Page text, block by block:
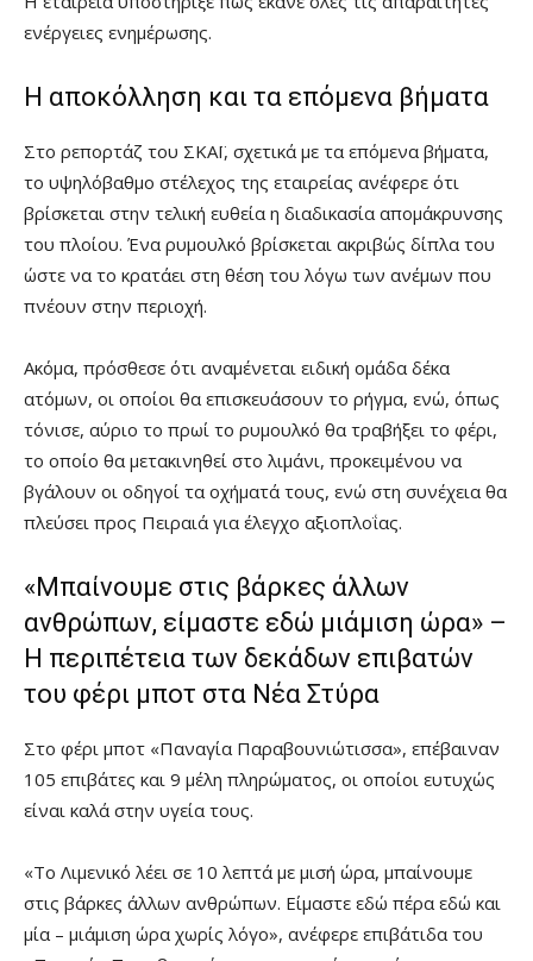
ενέργειες ενημέρωσης.
Η αποκόλληση και τα επόμενα βήματα
Στο ρεπορτάζ του ΣΚΑΪ, σχετικά με τα επόμενα βήματα,
το υψηλόβαθμο στέλεχος της εταιρείας ανέφερε ότι
βρίσκεται στην τελική ευθεία η διαδικασία απομάκρυνσης
του πλοίου. Ένα ρυμουλκό βρίσκεται ακριβώς δίπλα του
ώστε να το κρατάει στη θέση του λόγω των ανέμων που
πνέουν στην περιοχή.
Ακόμα, πρόσθεσε ότι αναμένεται ειδική ομάδα δέκα
ατόμων, οι οποίοι θα επισκευάσουν το ρήγμα, ενώ, όπως
τόνισε, αύριο το πρωί το ρυμουλκό θα τραβήξει το φέρι,
το οποίο θα μετακινηθεί στο λιμάνι, προκειμένου να
βγάλουν οι οδηγοί τα οχήματά τους, ενώ στη συνέχεια θα
πλεύσει προς Πειραιά για έλεγχο αξιοπλοΐας.
«Μπαίνουμε στις βάρκες άλλων
ανθρώπων, είμαστε εδώ μιάμιση ώρα» –
Η περιπέτεια των δεκάδων επιβατών
του φέρι μποτ στα Νέα Στύρα
Στο φέρι μποτ «Παναγία Παραβουνιώτισσα», επέβαιναν
105 επιβάτες και 9 μέλη πληρώματος, οι οποίοι ευτυχώς
είναι καλά στην υγεία τους.
«Το Λιμενικό λέει σε 10 λεπτά με μισή ώρα, μπαίνουμε
στις βάρκες άλλων ανθρώπων. Είμαστε εδώ πέρα εδώ και
μία – μιάμιση ώρα χωρίς λόγο», ανέφερε επιβάτιδα του